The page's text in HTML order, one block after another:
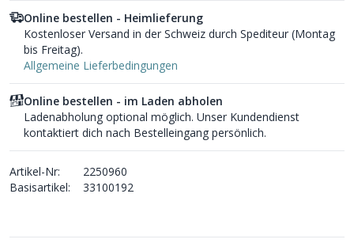
Online bestellen - Heimlieferung
Kostenloser Versand in der Schweiz durch Spediteur (Montag
bis Freitag).
Allgemeine Lieferbedingungen
Online bestellen - im Laden abholen
Ladenabholung optional möglich. Unser Kundendienst
kontaktiert dich nach Bestelleingang persönlich.
Artikel-Nr:
2250960
Basisartikel:
33100192